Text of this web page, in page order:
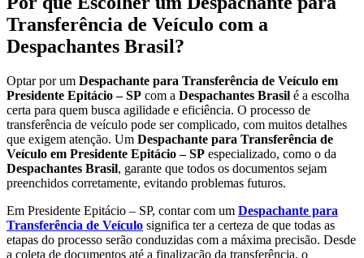
Transferência de Veículo com a
Despachantes Brasil?
Optar por um Despachante para Transferência de Veículo em
Presidente Epitácio – SP com a Despachantes Brasil é a escolha
certa para quem busca agilidade e eficiência. O processo de
transferência de veículo pode ser complicado, com muitos detalhes
que exigem atenção. Um Despachante para Transferência de
Veículo em Presidente Epitácio – SP especializado, como o da
Despachantes Brasil, garante que todos os documentos sejam
preenchidos corretamente, evitando problemas futuros.
Em Presidente Epitácio – SP, contar com um Despachante para
Transferência de Veículo significa ter a certeza de que todas as
etapas do processo serão conduzidas com a máxima precisão. Desde
a coleta de documentos até a finalização da transferência, o